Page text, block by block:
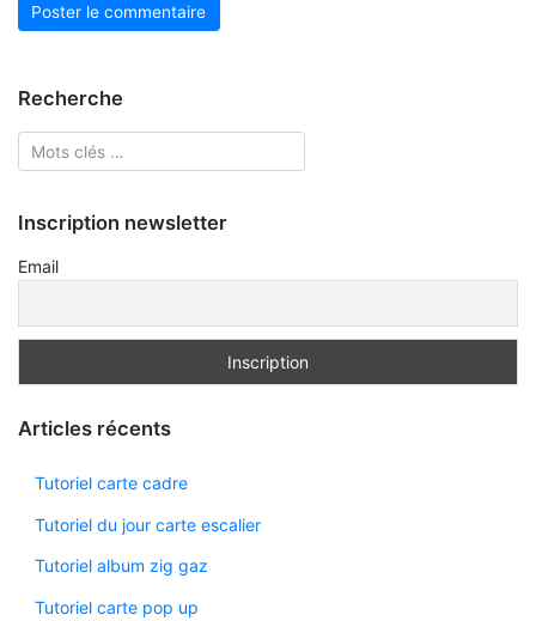
Recherche
Inscription newsletter
Email
Articles récents
Tutoriel carte cadre
Tutoriel du jour carte escalier
Tutoriel album zig gaz
Tutoriel carte pop up